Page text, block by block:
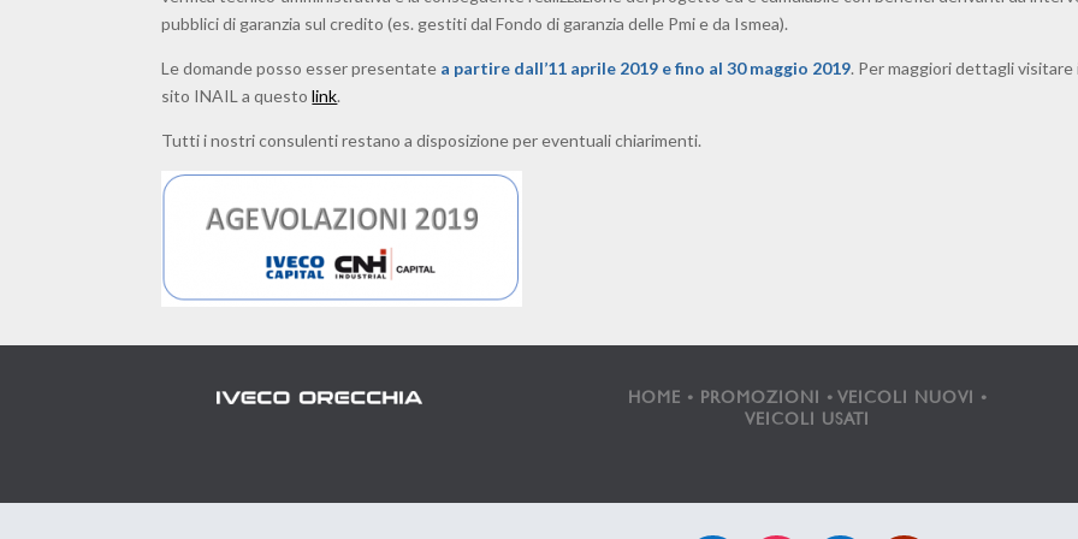
pubblici di garanzia sul credito (es. gestiti dal Fondo di garanzia delle Pmi e da Ismea).
Le domande posso esser presentate a partire dall’11 aprile 2019 e fino al 30 maggio 2019. Per maggiori dettagli visitare
sito INAIL a questolink.
Tutti i nostri consulenti restano a disposizione per eventuali chiarimenti.
HOME • PROMOZIONI •VEICOLI NUOVI •
VEICOLI USATI